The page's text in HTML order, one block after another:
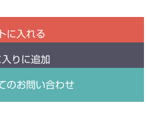
に入れる
りに追加
のお問い合わせ